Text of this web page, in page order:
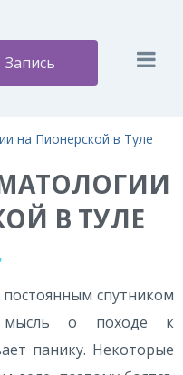
Запись
на Пионерской в Туле
В ТУЛЕ
спутником
мысль о походе к
панику. Некоторые
A A Цветовая схема:
A